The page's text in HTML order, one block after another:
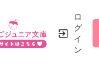
ロ
グ
イ
ン